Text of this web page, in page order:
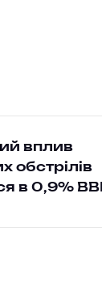
вплив
обстрілів
в 0,9%